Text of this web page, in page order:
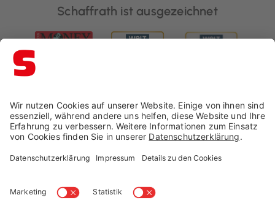
Schaffrath ist ausgezeichnet